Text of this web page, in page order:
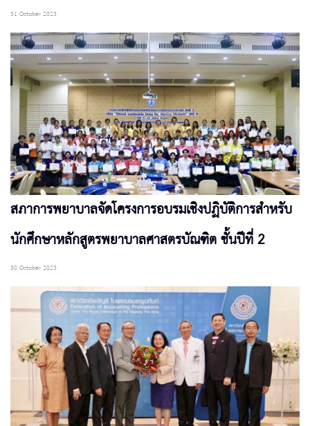
31 October 2023
สภาการพยาบาลจัดโครงการอบรมเชิงปฏิบัติการสำหรับ
นักศึกษาหลักสูตรพยาบาลศาสตรบัณฑิต ชั้นปีที่ 2
30 October 2023